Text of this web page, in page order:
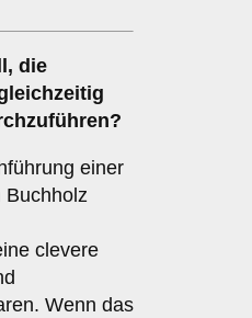
die
einer
Buchholz
clevere
Wenn das